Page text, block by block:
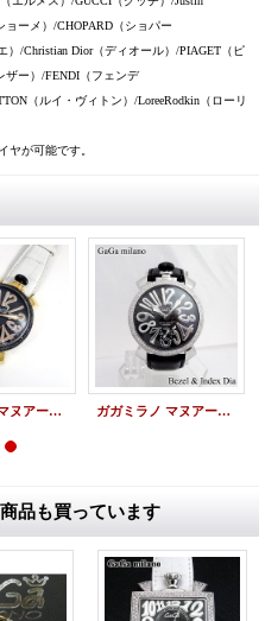
ーメ）/CHOPARD（ショパー
）/Christian Dior（ディオール）/PIAGET（ピ
ザー）/FENDI（フェンデ
（ルイ・ヴィトン）/LoreeRodkin（ローリ
ヤが可能です。
ガガミラノ マヌアーレ ブラックダイヤ アフターダイヤ ガガミラノ マヌアーレ ダイヤカスタム アフターダイヤベゼル
品も買っています